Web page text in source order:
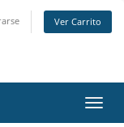
Ver Carrito